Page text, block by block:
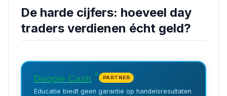
De harde cijfers: hoeveel day
traders verdienen écht geld?
Doopie Cash PARTNER
Educatie biedt geen garantie op handelsresultaten